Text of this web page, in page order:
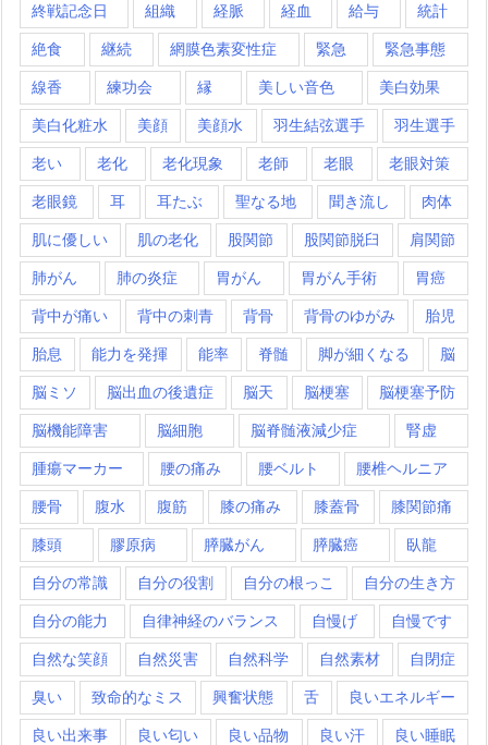
終戦記念日 組織 経脈 経血 給与 統計
絶食 継続 網膜色素変性症 緊急 緊急事態
線香 練功会 縁 美しい音色 美白効果
美白化粧水 美顔 美顔水 羽生結弦選手 羽生選手
老い 老化 老化現象 老師 老眼 老眼対策
老眼鏡 耳 耳たぶ 聖なる地 聞き流し 肉体
肌に優しい 肌の老化 股関節 股関節脱臼 肩関節
肺がん 肺の炎症 胃がん 胃がん手術 胃癌
背中が痛い 背中の刺青 背骨 背骨のゆがみ 胎児
胎息 能力を発揮 能率 脊髄 脚が細くなる 脳
脳ミソ 脳出血の後遺症 脳天 脳梗塞 脳梗塞予防
脳機能障害 脳細胞 脳脊髄液減少症 腎虚
腫瘍マーカー 腰の痛み 腰ベルト 腰椎ヘルニア
腰骨 腹水 腹筋 膝の痛み 膝蓋骨 膝関節痛
膝頭 膠原病 膵臓がん 膵臓癌 臥龍
自分の常識 自分の役割 自分の根っこ 自分の生き方
自分の能力 自律神経のバランス 自慢げ 自慢です
自然な笑顔 自然災害 自然科学 自然素材 自閉症
臭い 致命的なミス 興奮状態 舌 良いエネルギー
良い出来事 良い匂い 良い品物 良い汗 良い睡眠